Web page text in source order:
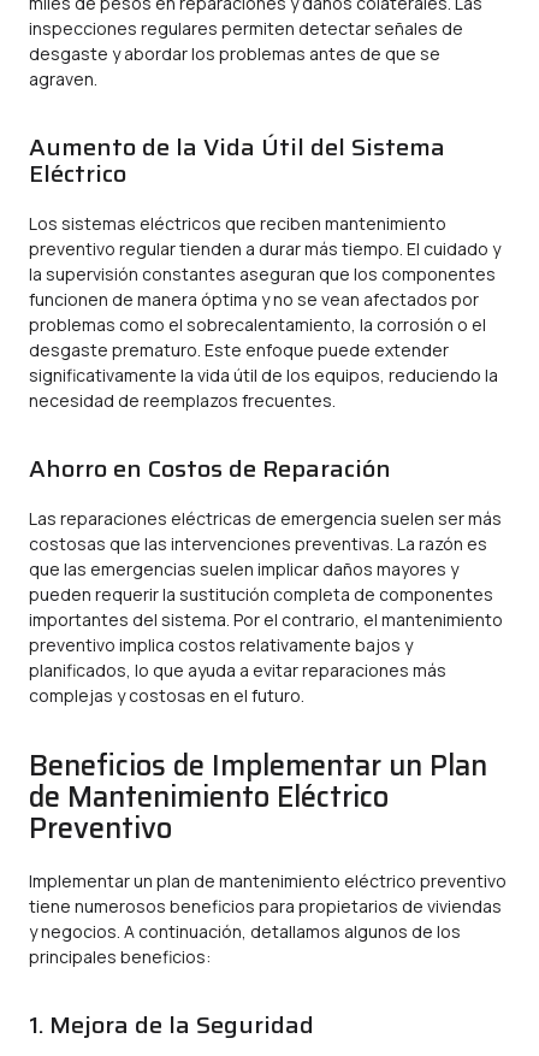
inspecciones regulares permiten detectar señales de
desgaste y abordar los problemas antes de que se
agraven.
Aumento de la Vida Útil del Sistema
Eléctrico
Los sistemas eléctricos que reciben mantenimiento
preventivo regular tienden a durar más tiempo. El cuidado y
la supervisión constantes aseguran que los componentes
funcionen de manera óptima y no se vean afectados por
problemas como el sobrecalentamiento, la corrosión o el
desgaste prematuro. Este enfoque puede extender
significativamente la vida útil de los equipos, reduciendo la
necesidad de reemplazos frecuentes.
Ahorro en Costos de Reparación
Las reparaciones eléctricas de emergencia suelen ser más
costosas que las intervenciones preventivas. La razón es
que las emergencias suelen implicar daños mayores y
pueden requerir la sustitución completa de componentes
importantes del sistema. Por el contrario, el mantenimiento
preventivo implica costos relativamente bajos y
planificados, lo que ayuda a evitar reparaciones más
complejas y costosas en el futuro.
Beneficios de Implementar un Plan
de Mantenimiento Eléctrico
Preventivo
Implementar un plan de mantenimiento eléctrico preventivo
tiene numerosos beneficios para propietarios de viviendas
y negocios. A continuación, detallamos algunos de los
principales beneficios:
1. Mejora de la Seguridad